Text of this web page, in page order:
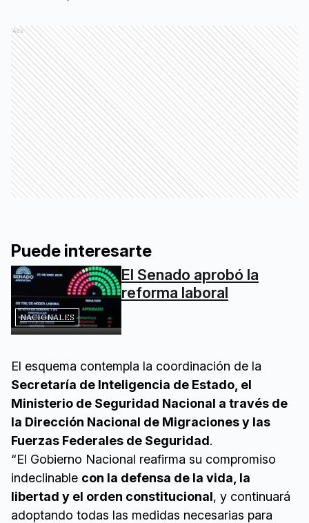
Ads
Puede interesarte
NACIONALES
El Senado aprobó la
reforma laboral
El esquema contempla la coordinación de la
Secretaría de Inteligencia de Estado, el
Ministerio de Seguridad Nacional a través de
la Dirección Nacional de Migraciones y las
Fuerzas Federales de Seguridad.
“El Gobierno Nacional reafirma su compromiso
indeclinable con la defensa de la vida, la
libertad y el orden constitucional, y continuará
adoptando todas las medidas necesarias para